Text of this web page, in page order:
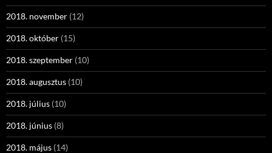
2018. november (12)
2018. október (15)
2018. szeptember (10)
2018. augusztus (10)
2018. július (10)
2018. június (8)
2018. május (14)